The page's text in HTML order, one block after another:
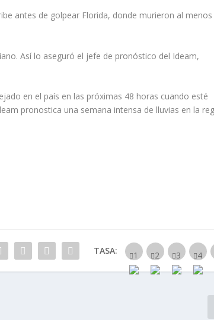
antes de golpear Florida, donde murieron al menos
Así lo aseguró el jefe de pronóstico del Ideam,
en el país en las próximas 48 horas cuando esté
pronostica una semana intensa de lluvias en la
TASA: